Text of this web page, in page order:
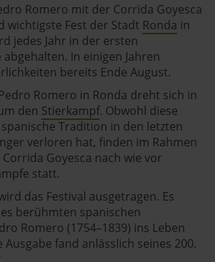
Romero mit der Corrida Goyesca
wichtigste Fest der Stadt Ronda in
jedes Jahr in der ersten
In einigen Jahren
bereits Ende August.
Romero in Ronda dreht sich in
den Stierkampf. Obwohl diese
Tradition in den letzten
verloren hat, finden im Rahmen
Goyesca nach wie vor
statt.
das Festival ausgetragen. Es
berühmten spanischen
Romero (1754–1839) ins Leben
fand anlässlich seines 200.